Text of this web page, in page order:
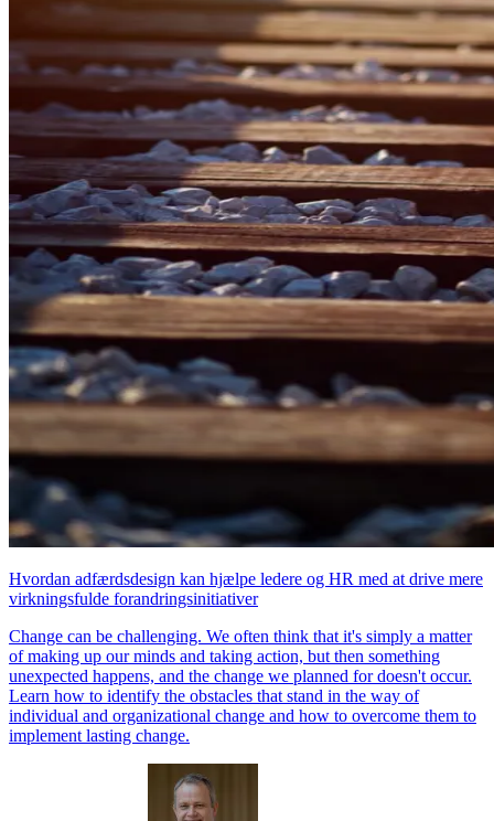
Hvordan adfærdsdesign kan hjælpe ledere og HR med at drive mere
virkningsfulde forandringsinitiativer
Change can be challenging. We often think that it's simply a matter
of making up our minds and taking action, but then something
unexpected happens, and the change we planned for doesn't occur.
Learn how to identify the obstacles that stand in the way of
individual and organizational change and how to overcome them to
implement lasting change.